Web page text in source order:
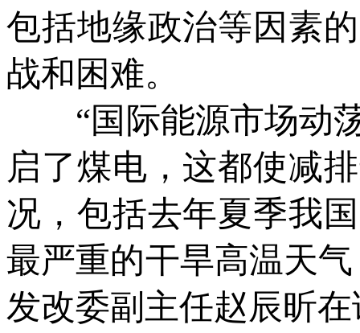
包括地缘政治等因素
战和困难。
“国际能源市场动荡
启了煤电，这都使减
况，包括去年夏季我
最严重的干旱高温天
发改委副主任赵辰昕